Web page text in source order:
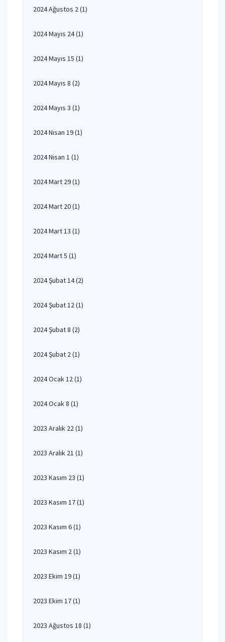
2024 Ağustos 2(1)
2024 Mayıs 24(1)
2024 Mayıs 15 (1)
2024 Mayıs 8 (2)
2024 Mayıs 3 (1)
2024 Nisan 19(1)
2024 Nisan 1 (1)
2024 Mart 29(1)
2024 Mart 20(1)
2024 Mart 13 (1)
2024 Mart 5 (1)
2024 Şubat 14(2)
2024 Şubat 12(1)
2024 Şubat 8 (2)
2024 Şubat 2(1)
2024 Ocak 12(1)
2024 Ocak 8 (1)
2023 Aralık 22(1)
2023 Aralık 21 (1)
2023 Kasım 23 (1)
2023 Kasım 17(1)
2023 Kasım 6(1)
2023 Kasım 2(1)
2023 Ekim 19(1)
2023 Ekim 17(1)
2023 Ağustos 18 (1)